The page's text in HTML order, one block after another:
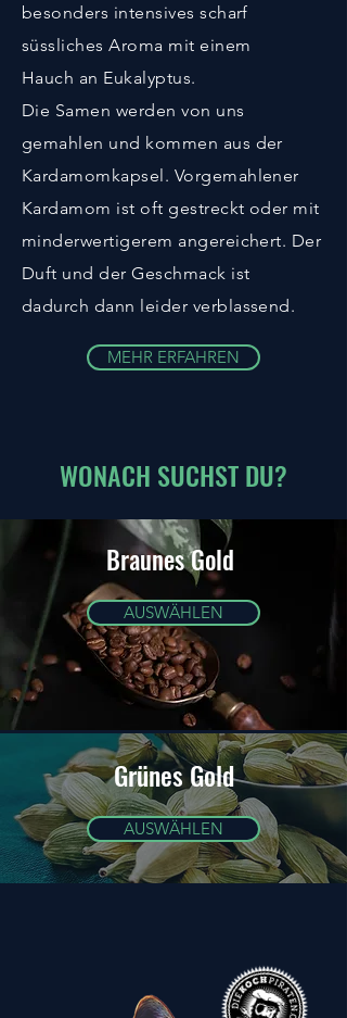
a
m
besonders intensives scharf
süssliches Aroma mit einem
Hauch an Eukalyptus.
Die Samen werden von uns
gemahlen und kommen aus der
Kardamomkapsel. Vorgemahlener
Kardamom ist oft gestreckt oder mit
minderwertigerem angereichert. Der
Duft und der Geschmack ist
dadurch dann leider verblassend.
MEHR ERFAHREN
WONACH SUCHST DU?
Braunes Gold
AUSWÄHLEN
Grünes Gold
AUSWÄHLEN